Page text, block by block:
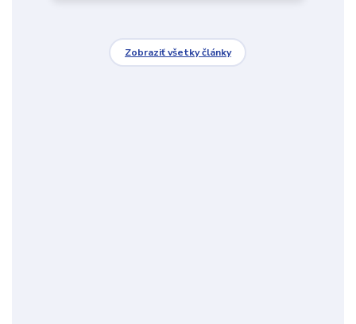
Zobraziť všetky články